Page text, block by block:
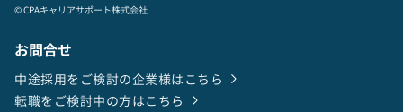
© CPAキャリアサポート株式会社
お問合せ
中途採用をご検討の企業様はこちら
転職をご検討中の方はこちら